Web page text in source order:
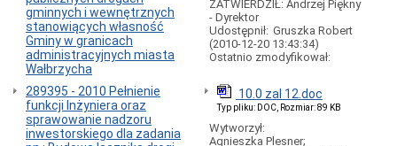
postój
Opłaty
dodatkowe
rachunek
bankowy
Wykaz
miejsc
płatnego
gminnych i wewnętrznych
stanowiących własność
Gminy w granicach
administracyjnych miasta
Wałbrzycha
289395 - 2010 Pełnienie
funkcji Inżyniera oraz
sprawowanie nadzoru
inwestorskiego dla zadania
ZATWIERDZIŁ: Andrzej Piękny
- Dyrektor
Udostępnił: Gruszka Robert
(2010-12-20 13:43:34)
Ostatnio zmodyfikował:
10.0 zal 12.doc
Typ pliku: DOC, Rozmiar: 89 KB
Wytworzył:
Agnieszka Plesner;